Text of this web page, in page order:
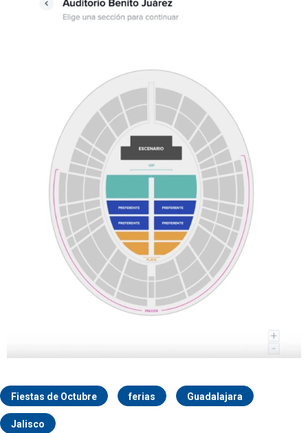
Fiestas de Octubre ferias Guadalajara
Jalisco